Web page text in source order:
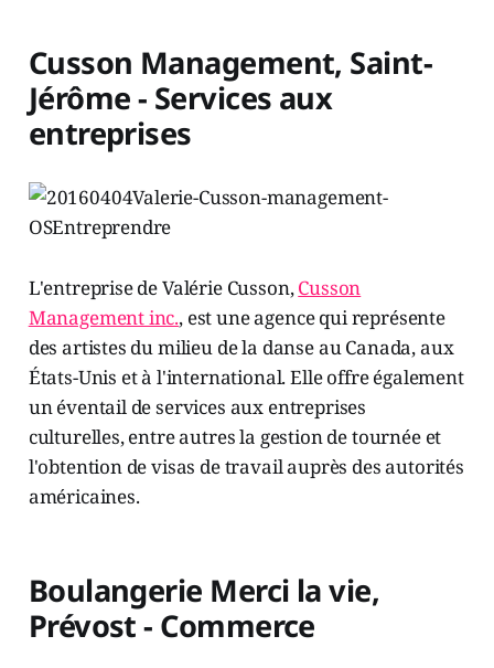
Cusson Management, Saint-
Jérôme - Services aux
entreprises
L'entreprise de Valérie Cusson,Cusson
Management inc., est une agence qui représente
des artistes du milieu de la danse au Canada, aux
États-Unis et à l'international. Elle offre également
un éventail de services aux entreprises
culturelles, entre autres la gestion de tournée et
l'obtention de visas de travail auprès des autorités
américaines.
Boulangerie Merci la vie,
Prévost - Commerce